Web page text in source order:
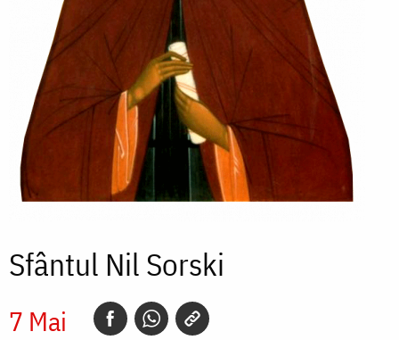
Sfântul Nil Sorski
7 Mai